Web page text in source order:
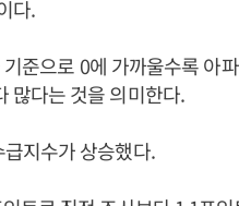
다.
준으로 0에 가까울수록 아
많다는 것을 의미한다.
지수가 상승했다.